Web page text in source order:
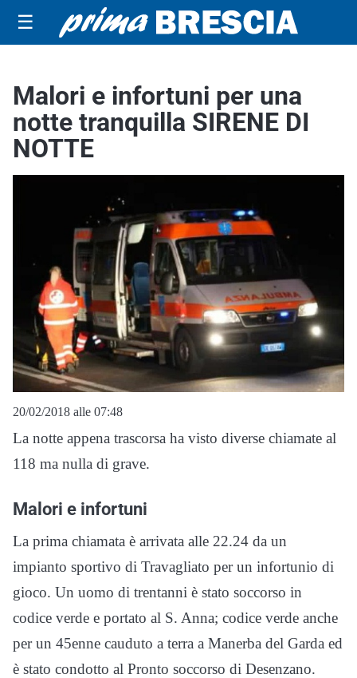
☰
Malori e infortuni per una
notte tranquilla SIRENE DI
NOTTE
20/02/2018 alle 07:48
La notte appena trascorsa ha visto diverse chiamate al
118 ma nulla di grave.
Malori e infortuni
La prima chiamata è arrivata alle 22.24 da un
impianto sportivo di Travagliato per un infortunio di
gioco. Un uomo di trentanni è stato soccorso in
codice verde e portato al S. Anna; codice verde anche
per un 45enne cauduto a terra a Manerba del Garda ed
è stato condotto al Pronto soccorso di Desenzano.